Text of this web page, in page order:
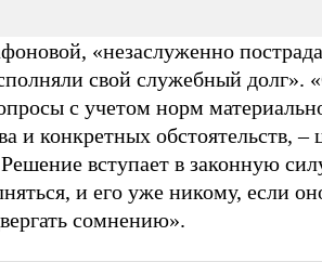
«незаслуженно
свой служебный долг».
с учетом норм
и конкретных обстоятельств, –
вступает в законную
и его уже никому, если
сомнению».